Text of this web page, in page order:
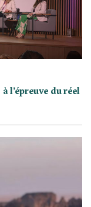
l’épreuve du réel